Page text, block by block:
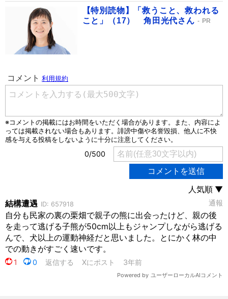
【特別読物】「救うこと、救われる
こと」（17） 角田光代さん
PR